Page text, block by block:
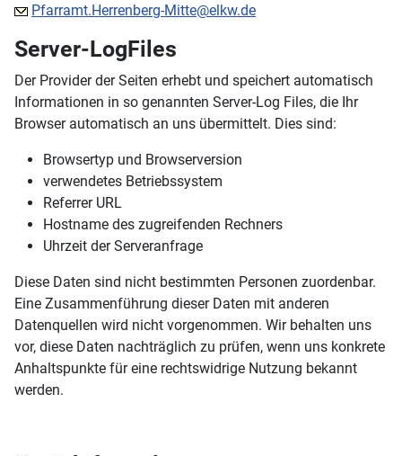
Pfarramt.Herrenberg-Mitte@elkw.de
Server-LogFiles
Der Provider der Seiten erhebt und speichert automatisch
Informationen in so genannten Server-Log Files, die Ihr
Browser automatisch an uns übermittelt. Dies sind:
Browsertyp und Browserversion
verwendetes Betriebssystem
Referrer URL
Hostname des zugreifenden Rechners
Uhrzeit der Serveranfrage
Diese Daten sind nicht bestimmten Personen zuordenbar.
Eine Zusammenführung dieser Daten mit anderen
Datenquellen wird nicht vorgenommen. Wir behalten uns
vor, diese Daten nachträglich zu prüfen, wenn uns konkrete
Anhaltspunkte für eine rechtswidrige Nutzung bekannt
werden.